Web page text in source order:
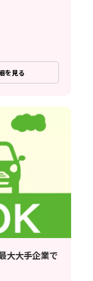
を見る
大大手企業で